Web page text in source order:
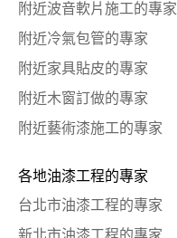
附近波音軟片施工的專家
附近冷氣包管的專家
附近家具貼皮的專家
附近木窗訂做的專家
附近藝術漆施工的專家
各地油漆工程的專家
台北市油漆工程的專家